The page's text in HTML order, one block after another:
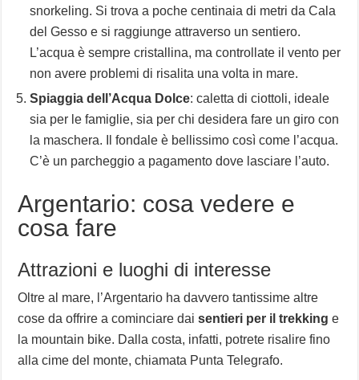
snorkeling. Si trova a poche centinaia di metri da Cala
del Gesso e si raggiunge attraverso un sentiero.
L’acqua è sempre cristallina, ma controllate il vento per
non avere problemi di risalita una volta in mare.
Spiaggia dell’Acqua Dolce: caletta di ciottoli, ideale
sia per le famiglie, sia per chi desidera fare un giro con
la maschera. Il fondale è bellissimo così come l’acqua.
C’è un parcheggio a pagamento dove lasciare l’auto.
Argentario: cosa vedere e
cosa fare
Attrazioni e luoghi di interesse
Oltre al mare, l’Argentario ha davvero tantissime altre
cose da offrire a cominciare daisentieri per il trekking e
la mountain bike. Dalla costa, infatti, potrete risalire fino
alla cime del monte, chiamata Punta Telegrafo.